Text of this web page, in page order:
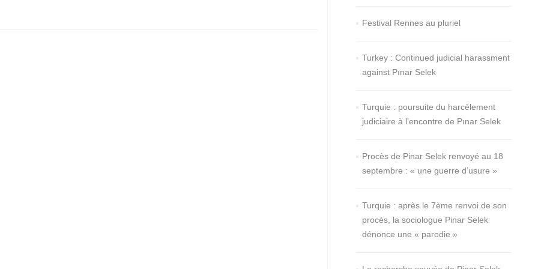
Festival Rennes au pluriel
Turkey : Continued judicial harassment
against Pınar Selek
Turquie : poursuite du harcèlement
judiciaire à l’encontre de Pınar Selek
Procès de Pinar Selek renvoyé au 18
septembre : « une guerre d’usure »
Turquie : après le 7ème renvoi de son
procès, la sociologue Pinar Selek
dénonce une « parodie »